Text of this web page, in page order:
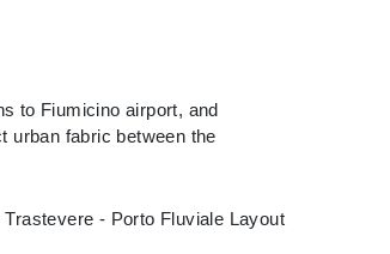
to Fiumicino airport, and
urban fabric between the
- Porto Fluviale Layout